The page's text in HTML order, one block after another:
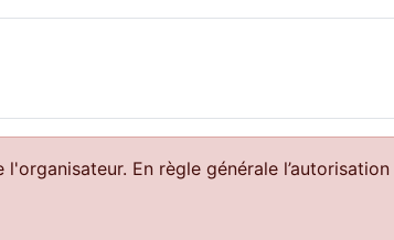
En règle générale